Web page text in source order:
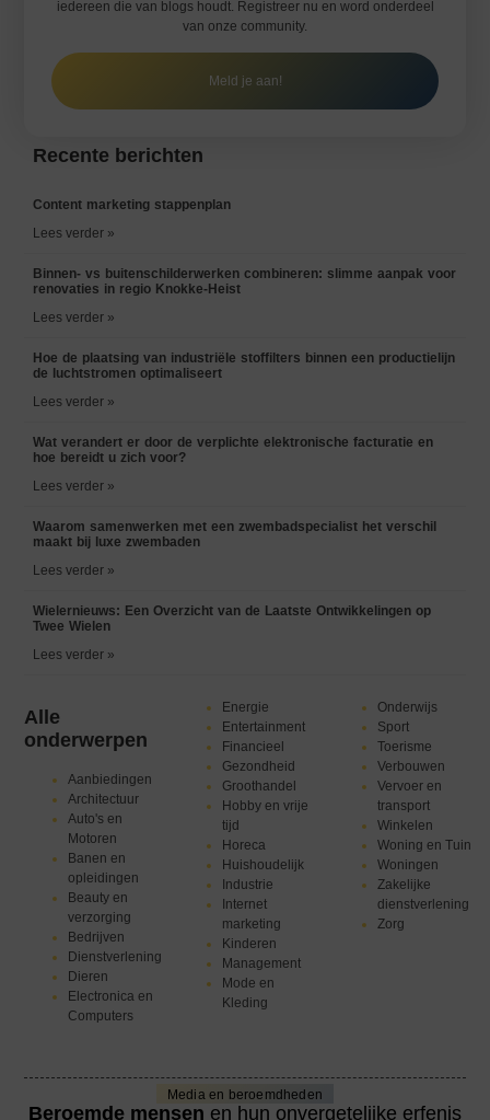
Alle
onderwerpen
Aanbiedingen
Architectuur
Auto's en
Motoren
Banen en
opleidingen
Beauty en
verzorging
Bedrijven
Dienstverlening
Dieren
Electronica en
Computers
Energie
Entertainment
Financieel
Gezondheid
Groothandel
Hobby en vrije
tijd
Horeca
Huishoudelijk
Industrie
Internet
marketing
Kinderen
Management
Mode en
Kleding
Onderwijs
Sport
Toerisme
Verbouwen
Vervoer en
transport
Winkelen
Woning en Tuin
Woningen
Zakelijke
dienstverlening
Zorg
Recente berichten
Content marketing stappenplan
Lees verder »
Binnen- vs buitenschilderwerken combineren: slimme aanpak voor
renovaties in regio Knokke-Heist
Lees verder »
Hoe de plaatsing van industriële stoffilters binnen een productielijn
de luchtstromen optimaliseert
Lees verder »
Wat verandert er door de verplichte elektronische facturatie en
hoe bereidt u zich voor?
Lees verder »
Waarom samenwerken met een zwembadspecialist het verschil
maakt bij luxe zwembaden
Lees verder »
Wielernieuws: Een Overzicht van de Laatste Ontwikkelingen op
Twee Wielen
Lees verder »
iedereen die van blogs houdt. Registreer nu en word onderdeel
van onze community.
Meld je aan!
Media en beroemdheden
Beroemde mensen en hun onvergetelijke erfenis